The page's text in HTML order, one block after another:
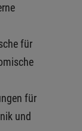
für
für
und